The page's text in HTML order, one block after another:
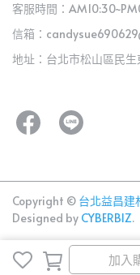
加入
客服時間：
信箱：
地址：台北市松山區民
Copyright © 台北益昌建
Designed by CYBERBIZ.